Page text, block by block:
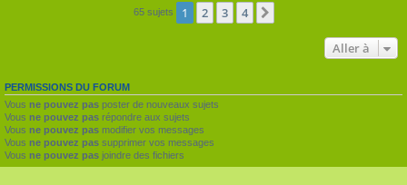
65 sujets 1 2 3 4
Aller à
PERMISSIONS DU FORUM
Vous ne pouvez pas poster de nouveaux sujets
Vous ne pouvez pas répondre aux sujets
Vous ne pouvez pas modifier vos messages
Vous ne pouvez pas supprimer vos messages
Vous ne pouvez pas joindre des fichiers